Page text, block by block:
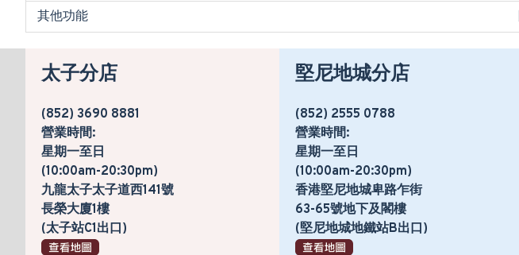
其他功能
太子分店
(852) 3690 8881
營業時間:
星期一至日
(10:00am-20:30pm)
九龍太子太子道西141號
長榮大廈1樓
(太子站C1出口)
堅尼地城分店
(852) 2555 0788
營業時間:
星期一至日
(10:00am-20:30pm)
香港堅尼地城卑路乍街
63-65號地下及閣樓
(堅尼地城地鐵站B出口)